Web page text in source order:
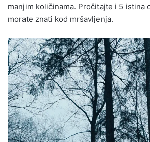
manjim količinama. Pročitajte i 5 istina
morate znati kod mršavljenja.